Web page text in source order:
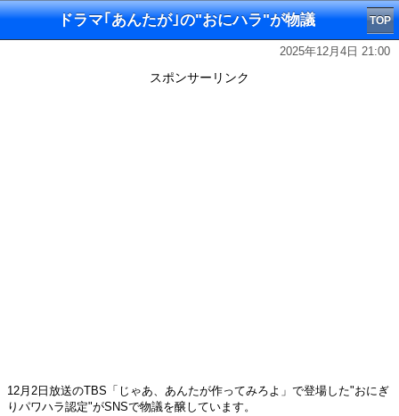
ドラマ｢あんたが｣の"おにハラ"が物議 TOP
2025年12月4日 21:00
スポンサーリンク
12月2日放送のTBS「じゃあ、あんたが作ってみろよ」で登場した"おにぎ
りパワハラ認定"がSNSで物議を醸しています。